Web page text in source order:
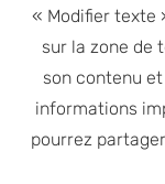
« Modifier texte
sur la zone de
son contenu
informations
pourrez